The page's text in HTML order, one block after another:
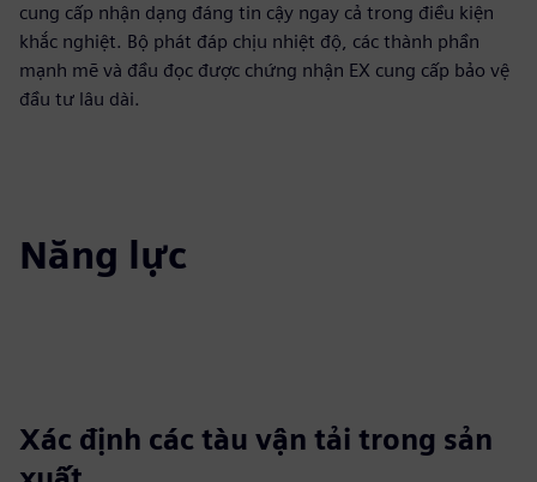
cung cấp nhận dạng đáng tin cậy ngay cả trong điều kiện
khắc nghiệt. Bộ phát đáp chịu nhiệt độ, các thành phần
mạnh mẽ và đầu đọc được chứng nhận EX cung cấp bảo vệ
đầu tư lâu dài.
Năng lực
Xác định các tàu vận tải trong sản